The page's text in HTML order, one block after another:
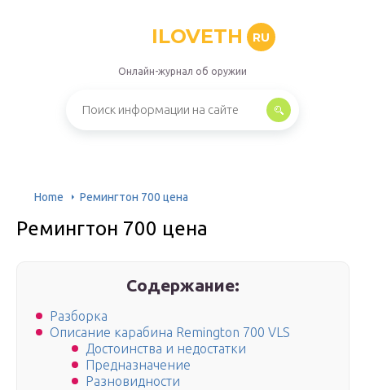
ILOVETH RU
Онлайн-журнал об оружии
Home Ремингтон 700 цена
Ремингтон 700 цена
Содержание:
Разборка
Описание карабина Remington 700 VLS
Достоинства и недостатки
Предназначение
Разновидности